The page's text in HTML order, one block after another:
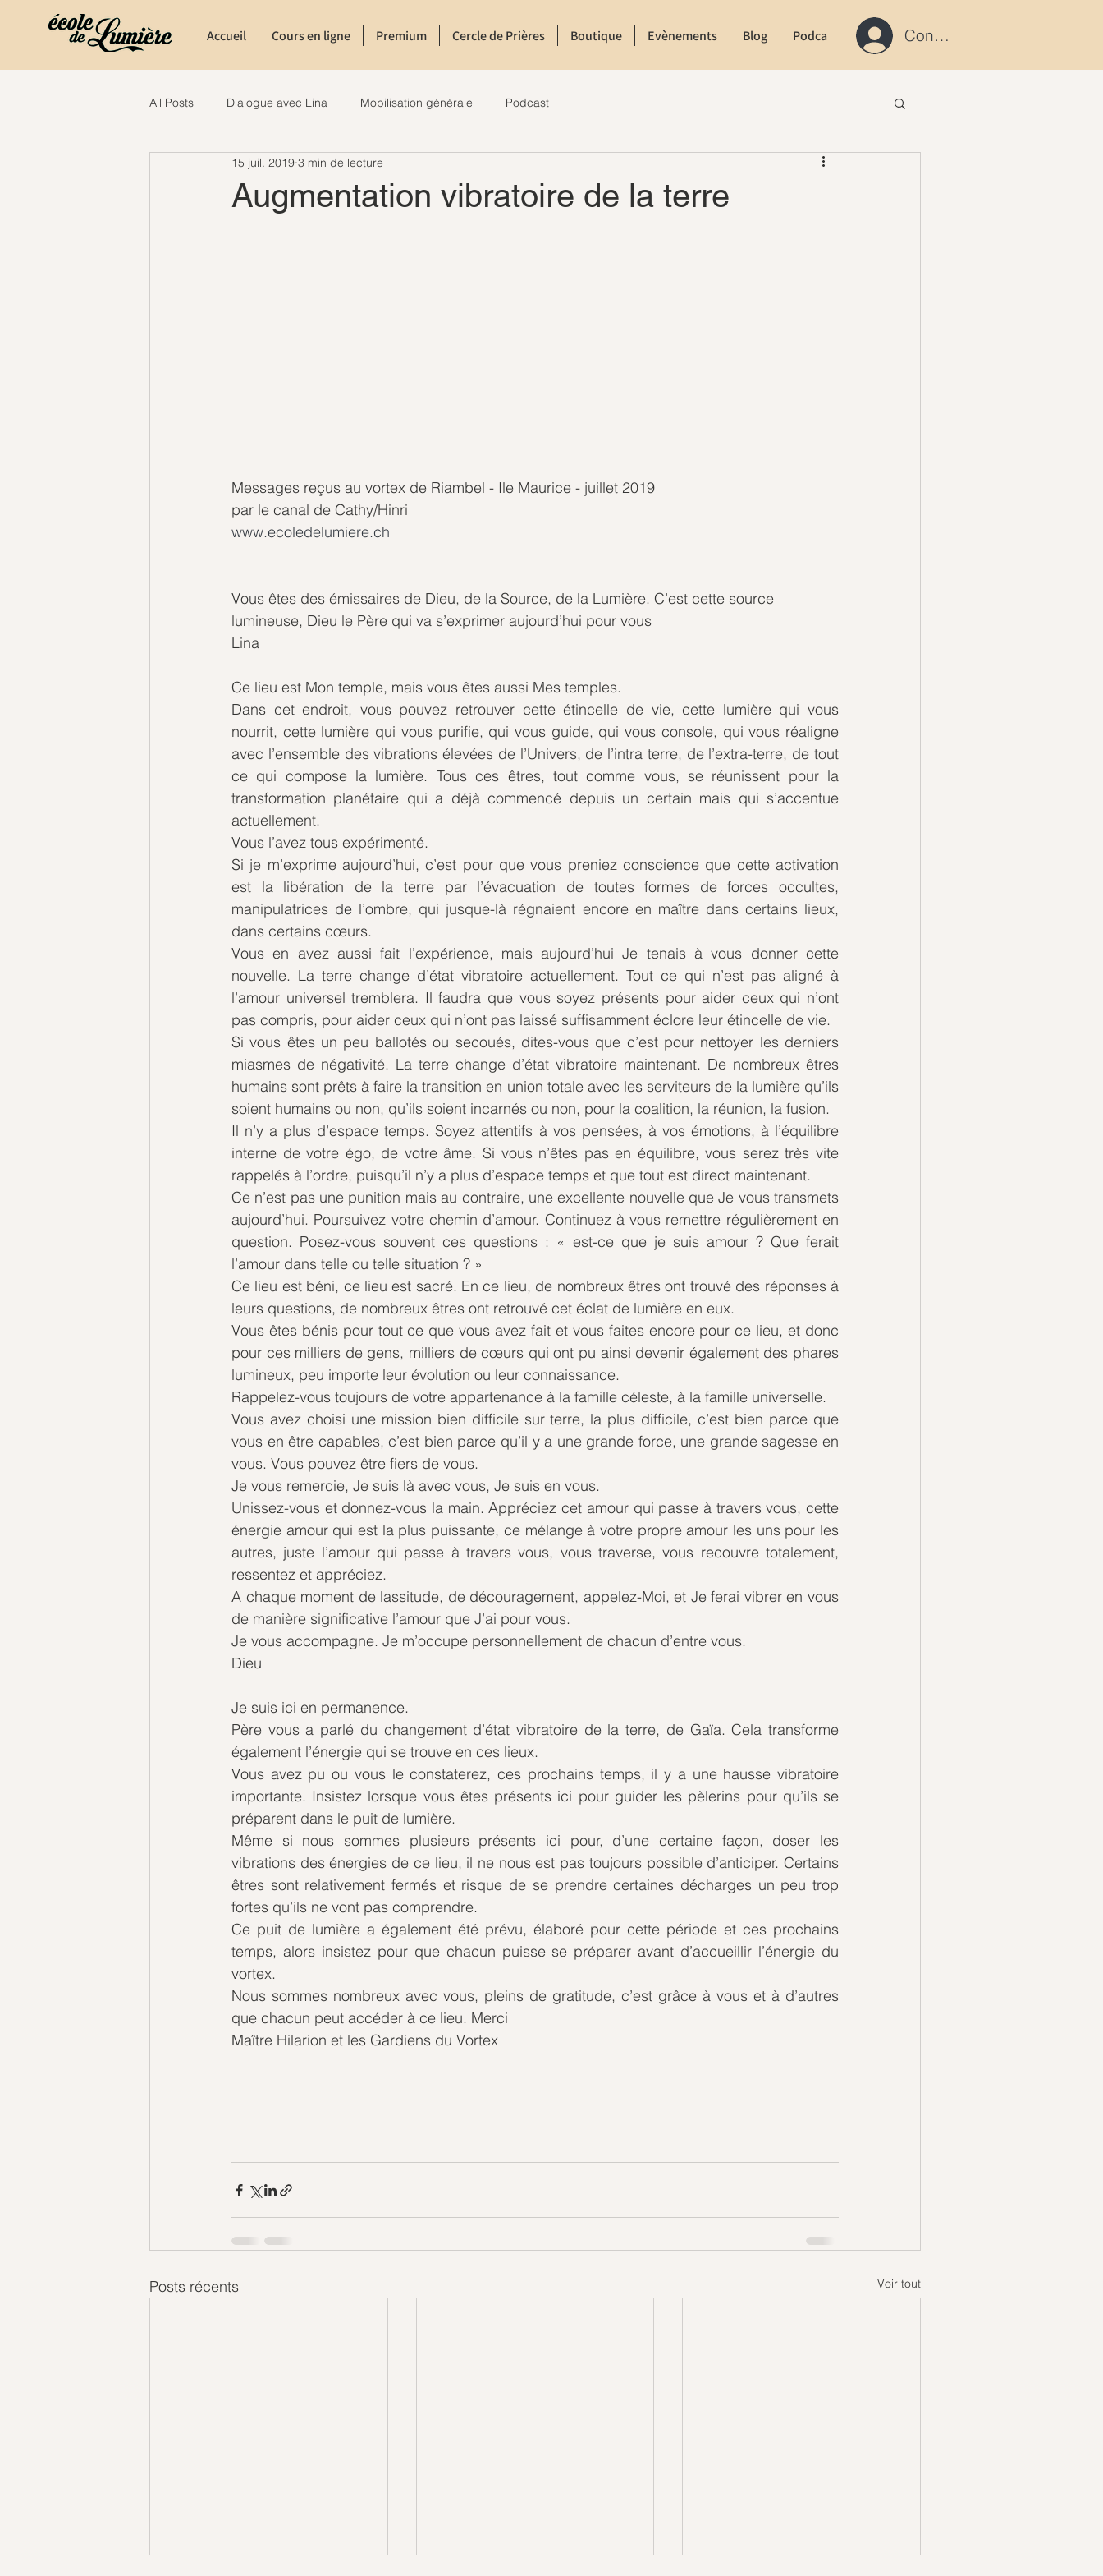
Accueil Cours en ligne Premium Cercle de Prières Boutique Evènements Blog Podcast ContactConnexion / S'inscrire
All Posts Dialogue avec Lina Mobilisation générale Podcast
Augmentation vibratoire de la terre
15 juil. 2019 3 min de lecture
Messages reçus au vortex de Riambel - Ile Maurice - juillet 2019
par le canal de Cathy/Hinri
www.ecoledelumiere.ch
Vous êtes des émissaires de Dieu, de la Source, de la Lumière. C’est cette source
lumineuse, Dieu le Père qui va s’exprimer aujourd’hui pour vous
Lina
Ce lieu est Mon temple, mais vous êtes aussi Mes temples.
Dans cet endroit, vous pouvez retrouver cette étincelle de vie, cette lumière qui vous
nourrit, cette lumière qui vous purifie, qui vous guide, qui vous console, qui vous réaligne
avec l’ensemble des vibrations élevées de l’Univers, de l’intra terre, de l’extra-terre, de tout
ce qui compose la lumière. Tous ces êtres, tout comme vous, se réunissent pour la
transformation planétaire qui a déjà commencé depuis un certain mais qui s’accentue
actuellement.
Vous l’avez tous expérimenté.
Si je m’exprime aujourd’hui, c’est pour que vous preniez conscience que cette activation
est la libération de la terre par l’évacuation de toutes formes de forces occultes,
manipulatrices de l’ombre, qui jusque-là régnaient encore en maître dans certains lieux,
dans certains cœurs.
Vous en avez aussi fait l’expérience, mais aujourd’hui Je tenais à vous donner cette
nouvelle. La terre change d’état vibratoire actuellement. Tout ce qui n’est pas aligné à
l’amour universel tremblera. Il faudra que vous soyez présents pour aider ceux qui n’ont
pas compris, pour aider ceux qui n’ont pas laissé suffisamment éclore leur étincelle de vie.
Si vous êtes un peu ballotés ou secoués, dites-vous que c’est pour nettoyer les derniers
miasmes de négativité. La terre change d’état vibratoire maintenant. De nombreux êtres
humains sont prêts à faire la transition en union totale avec les serviteurs de la lumière qu’ils
soient humains ou non, qu’ils soient incarnés ou non, pour la coalition, la réunion, la fusion.
Il n’y a plus d’espace temps. Soyez attentifs à vos pensées, à vos émotions, à l’équilibre
interne de votre égo, de votre âme. Si vous n’êtes pas en équilibre, vous serez très vite
rappelés à l’ordre, puisqu’il n’y a plus d’espace temps et que tout est direct maintenant.
Ce n’est pas une punition mais au contraire, une excellente nouvelle que Je vous transmets
aujourd’hui. Poursuivez votre chemin d’amour. Continuez à vous remettre régulièrement en
question. Posez-vous souvent ces questions : « est-ce que je suis amour ? Que ferait
l’amour dans telle ou telle situation ? »
Ce lieu est béni, ce lieu est sacré. En ce lieu, de nombreux êtres ont trouvé des réponses à
leurs questions, de nombreux êtres ont retrouvé cet éclat de lumière en eux.
Vous êtes bénis pour tout ce que vous avez fait et vous faites encore pour ce lieu, et donc
pour ces milliers de gens, milliers de cœurs qui ont pu ainsi devenir également des phares
lumineux, peu importe leur évolution ou leur connaissance.
Rappelez-vous toujours de votre appartenance à la famille céleste, à la famille universelle.
Vous avez choisi une mission bien difficile sur terre, la plus difficile, c’est bien parce que
vous en être capables, c’est bien parce qu’il y a une grande force, une grande sagesse en
vous. Vous pouvez être fiers de vous.
Je vous remercie, Je suis là avec vous, Je suis en vous.
Unissez-vous et donnez-vous la main. Appréciez cet amour qui passe à travers vous, cette
énergie amour qui est la plus puissante, ce mélange à votre propre amour les uns pour les
autres, juste l’amour qui passe à travers vous, vous traverse, vous recouvre totalement,
ressentez et appréciez.
A chaque moment de lassitude, de découragement, appelez-Moi, et Je ferai vibrer en vous
de manière significative l’amour que J’ai pour vous.
Je vous accompagne. Je m’occupe personnellement de chacun d’entre vous.
Dieu
Je suis ici en permanence.
Père vous a parlé du changement d’état vibratoire de la terre, de Gaïa. Cela transforme
également l’énergie qui se trouve en ces lieux.
Vous avez pu ou vous le constaterez, ces prochains temps, il y a une hausse vibratoire
importante. Insistez lorsque vous êtes présents ici pour guider les pèlerins pour qu’ils se
préparent dans le puit de lumière.
Même si nous sommes plusieurs présents ici pour, d’une certaine façon, doser les
vibrations des énergies de ce lieu, il ne nous est pas toujours possible d’anticiper. Certains
êtres sont relativement fermés et risque de se prendre certaines décharges un peu trop
fortes qu’ils ne vont pas comprendre.
Ce puit de lumière a également été prévu, élaboré pour cette période et ces prochains
temps, alors insistez pour que chacun puisse se préparer avant d’accueillir l’énergie du
vortex.
Nous sommes nombreux avec vous, pleins de gratitude, c’est grâce à vous et à d’autres
que chacun peut accéder à ce lieu. Merci
Maître Hilarion et les Gardiens du Vortex
Posts récents Voir tout